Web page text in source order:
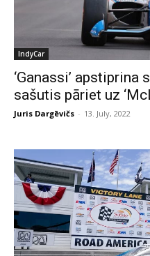
IndyCar
‘Ganassi’
sašutis pāriet uz
Juris Dargēvičs - 13. July, 2022